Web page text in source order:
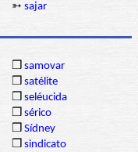
➳ sajar
❒ samovar
❒ satélite
❒ seléucida
❒ sérico
❒ Sídney
❒ sindicato